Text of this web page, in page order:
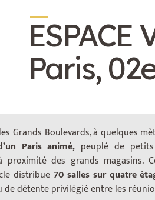
ESPACE
Paris,
Grands Boulevards, à quelques
Paris animé, peuplé de
des grands magasins.
distribue70 salles sur quatre
de détente privilégié entre les
Vous pouvez profiter de tout
nécessaire à votre événement
est équipée d’un écran de